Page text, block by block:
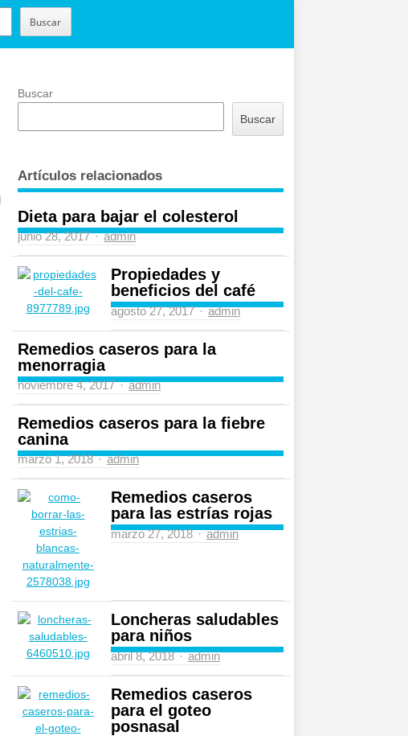
Buscar
Buscar
Buscar
Artículos relacionados
Dieta para bajar el colesterol
junio 28, 2017 Author
admin
Propiedades y
beneficios del café
agosto 27, 2017 Author
admin
Remedios caseros para la
menorragia
noviembre 4, 2017 Author
admin
Remedios caseros para la fiebre
canina
marzo 1, 2018 Author
admin
Remedios caseros
para las estrías rojas
marzo 27, 2018 Author
admin
Loncheras saludables
para niños
abril 8, 2018 Author
admin
Remedios caseros
para el goteo
posnasal